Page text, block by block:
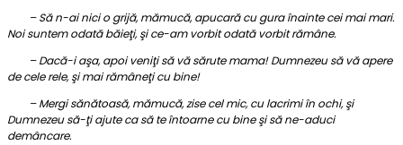
– Să n-ai nici o grijă, mămucă, apucară cu gura înainte cei mai mari.
Noi suntem odată băieţi, şi ce-am vorbit odată vorbit rămâne.
– Dacă-i aşa, apoi veniţi să vă sărute mama! Dumnezeu să vă apere
de cele rele, şi mai rămâneţi cu bine!
– Mergi sănătoasă, mămucă, zise cel mic, cu lacrimi în ochi, şi
Dumnezeu să-ţi ajute ca să te întoarne cu bine şi să ne-aduci
demâncare.